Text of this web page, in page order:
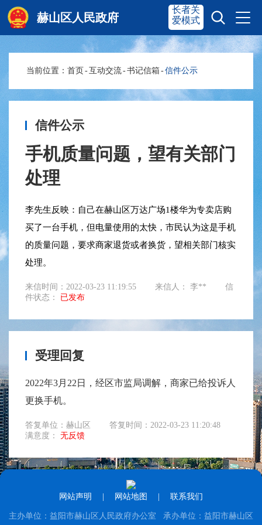
赫山区人民政府
赫山首页 奋进赫山
政务要闻
信息公开 政务服务
互动交流
长者关
爱模式
当前位置： 首页 -互动交流-书记信箱-信件公示
信件公示
手机质量问题，望有关部门
处理
李先生反映：自己在赫山区万达广场1楼华为专卖店购
买了一台手机，但电量使用的太快，市民认为这是手机
的质量问题，要求商家退货或者换货，望相关部门核实
处理。
来信时间：2022-03-23 11:19:55 来信人： 李**
信
件状态： 已发布
受理回复
2022年3月22日，经区市监局调解，商家已给投诉人
更换手机。
答复单位：赫山区
答复时间：2022-03-23 11:20:48
满意度： 无反馈
网站声明 网站地图 联系我们
主办单位：益阳市赫山区人民政府办公室 承办单位：益阳市赫山区